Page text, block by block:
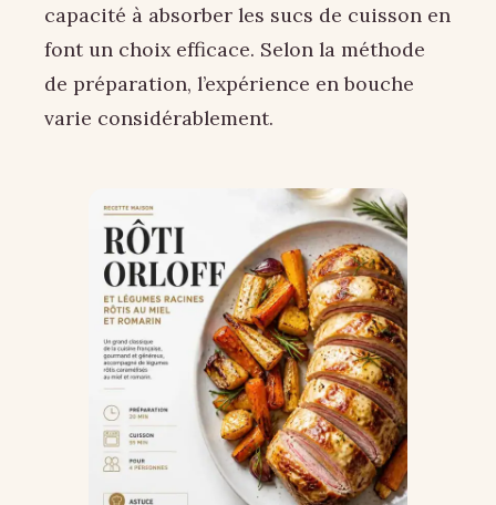
capacité à absorber les sucs de cuisson en
font un choix efficace. Selon la méthode
de préparation, l’expérience en bouche
varie considérablement.